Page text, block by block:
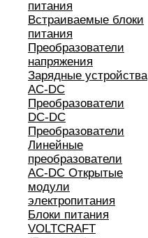
питания
Встраиваемые блоки
питания
Преобразователи
напряжения
Зарядные устройства
AC-DC
Преобразователи
DC-DC
Преобразователи
Линейные
преобразователи
AC-DC Открытые
модули
электропитания
Блоки питания
VOLTCRAFT